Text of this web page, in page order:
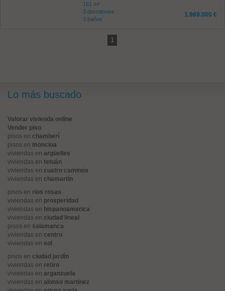
161 m²
3 dormitorios
3 baños
1.969.000 €
1
Lo más buscado
Valorar vivienda online
Vender piso
pisos en chamberí
pisos en moncloa
viviendas en argüelles
viviendas en tetuán
viviendas en cuatro caminos
viviendas en chamartín
pisos en rios rosas
viviendas en prosperidad
viviendas en hispanoamerica
viviendas en ciudad lineal
pisos en salamanca
viviendas en centro
viviendas en sol
pisos en ciudad jardín
viviendas en retiro
viviendas en arganzuela
viviendas en alonso martinez